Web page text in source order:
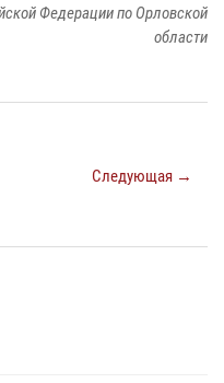
Федерации по Орловской
области
Следующая →